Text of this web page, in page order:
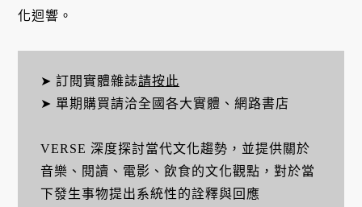
化迴響。
➤ 訂閱實體雜誌請按此
➤ 單期購買請洽全國各大實體、網路書店
VERSE 深度探討當代文化趨勢，並提供關於
音樂、閱讀、電影、飲食的文化觀點，對於當
下發生事物提出系統性的詮釋與回應